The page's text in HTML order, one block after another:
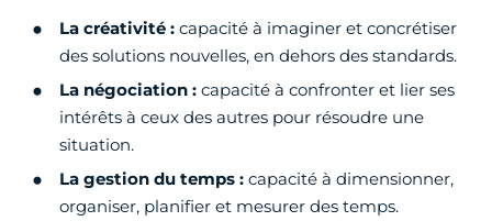
La créativité : capacité à imaginer et concrétiser
des solutions nouvelles, en dehors des standards.
La négociation : capacité à confronter et lier ses
intérêts à ceux des autres pour résoudre une
situation.
La gestion du temps : capacité à dimensionner,
organiser, planifier et mesurer des temps.